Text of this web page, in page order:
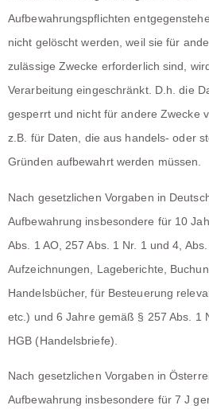
Aufbewahrungspflichten
nicht gelöscht werden, weil sie für
zulässige Zwecke erforderlich sind,
Verarbeitung eingeschränkt. D.h. die
gesperrt und nicht für andere Zwecke
z.B. für Daten, die aus handels- oder
Gründen aufbewahrt werden müssen.
Nach gesetzlichen Vorgaben in
Aufbewahrung insbesondere für 10
Abs. 1 AO, 257 Abs. 1 Nr. 1 und 4,
Aufzeichnungen, Lageberichte,
Handelsbücher, für Besteuerung
etc.) und 6 Jahre gemäß § 257 Abs. 1
HGB (Handelsbriefe).
Nach gesetzlichen Vorgaben in
Aufbewahrung insbesondere für 7 J